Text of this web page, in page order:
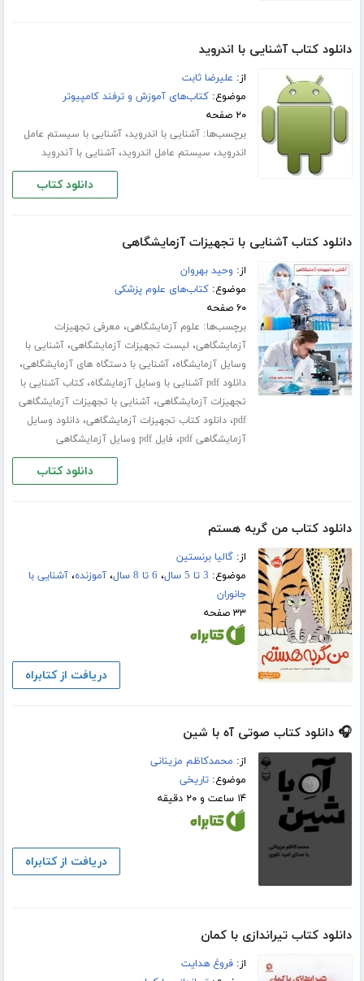
دانلود کتاب آشنایی با اندروید
از: علیرضا ثابت
موضوع:کتاب‌های آموزش و ترفند کامپیوتر
۲۰ صفحه
برچسب‌ها:آشنایی با اندروید،آشنایی با سیستم عامل
اندروید، سیستم عامل اندروید،آشنایی با آندروید
دانلود کتاب
دانلود کتاب آشنایی با تجهیزات آزمایشگاهی
از: وحید بهروان
موضوع:کتاب‌های علوم پزشکی
۶۰ صفحه
برچسب‌ها: علوم آزمایشگاهی، معرفی تجهیزات
آزمایشگاهی، لیست تجهیزات آزمایشگاهی،آشنایی با
وسایل آزمایشگاه،آشنایی با دستگاه های آزمایشگاهی،
دانلود pdf آشنایی با وسایل آزمایشگاه ،کتاب آشنایی با
تجهیزات آزمایشگاهی،آشنایی با تجهیزات آزمایشگاهی
pdf،دانلود کتاب تجهیزات آزمایشگاهی،دانلود وسایل
آزمایشگاهی pdf
، فایل pdf وسایل آزمایشگاهی
دانلود کتاب
دانلود کتاب من گربه هستم
از:گالیا برنستین
موضوع: 3 تا 5 سال ، 6 تا 8 سال ،آموزنده،آشنایی با
جانوران
۳۳ صفحه
دریافت از کتابراه
🎧 دانلود کتاب صوتی آه با شین
از: محمدکاظم مزینانی
موضوع:تاریخی
۱۴ ساعت و ۲۰ دقیقه
دریافت از کتابراه
دانلود کتاب تیراندازى با کمان
از:فروغ هدایت